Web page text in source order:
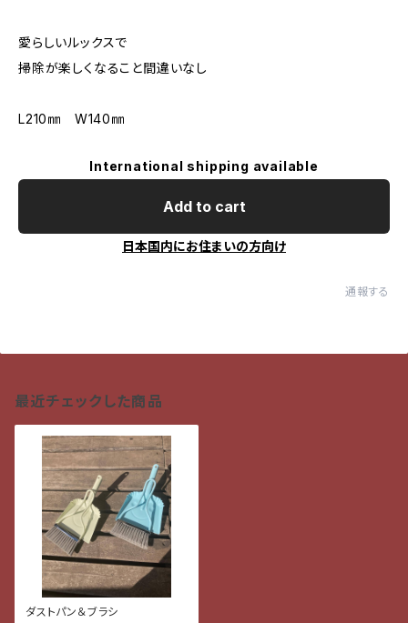
愛らしいルックスで
掃除が楽しくなること間違いなし
L210㎜ W140㎜
International shipping available
Add to cart
日本国内にお住まいの方向け
通報する
最近チェックした商品
ダストパン＆ブラシ